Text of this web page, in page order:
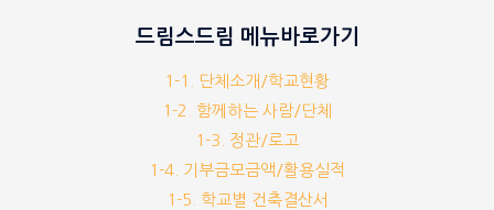
드림스드림 메뉴바로가기
1-1. 단체소개/학교현황
1-2. 함께하는 사람/단체
1-3. 정관/로고
1-4. 기부금모금액/활용실적
1-5. 학교별 건축결산서